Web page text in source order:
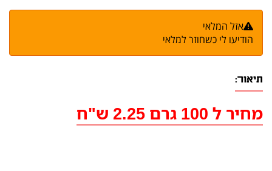
אזל המלאי
הודיעו לי כשחוזר למלאי
תיאור:
מחיר ל 100 גרם 2.25 ש"ח